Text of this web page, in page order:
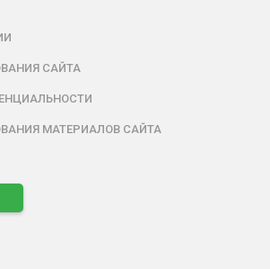
САЙТА
МАТЕРИАЛОВ САЙТА